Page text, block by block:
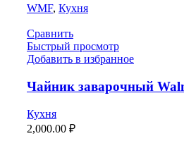
WMF, Кухня
Сравнить
Быстрый просмотр
Добавить в избранное
Чайник заварочный
Кухня
2,000.00 ₽